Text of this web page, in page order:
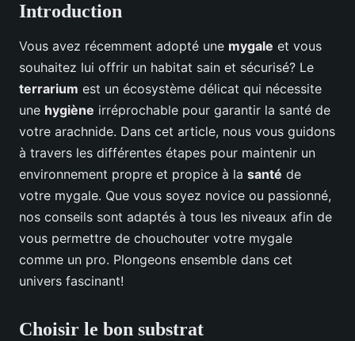
Introduction
Vous avez récemment adopté une mygale et vous
souhaitez lui offrir un habitat sain et sécurisé? Le
terrarium est un écosystème délicat qui nécessite
une hygiène irréprochable pour garantir la santé de
votre arachnide. Dans cet article, nous vous guidons
à travers les différentes étapes pour maintenir un
environnement propre et propice à la santé de
votre mygale. Que vous soyez novice ou passionné,
nos conseils sont adaptés à tous les niveaux afin de
vous permettre de chouchouter votre mygale
comme un pro. Plongeons ensemble dans cet
univers fascinant!
Choisir le bon substrat